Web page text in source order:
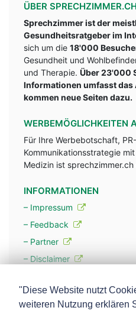
ÜBER SPRECHZIMMER.CH
Sprechzimmer ist der
Gesundheitsratgeber im
sich um die 18'000
Gesundheit und
und Therapie. Über 23'000
Informationen umfasst das
kommen neue Seiten dazu.
WERBEMÖGLICHKEITEN
Für Ihre Werbebotschaft,
Kommunikationsstrategie
Medizin ist
INFORMATIONEN
– Impressum
– Feedback
– Partner
– Disclaimer
– Werbung
"Diese Website nutzt
weiteren Nutzung erklären